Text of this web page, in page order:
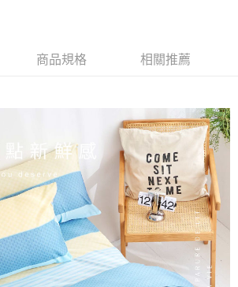
商品規格 相關推薦